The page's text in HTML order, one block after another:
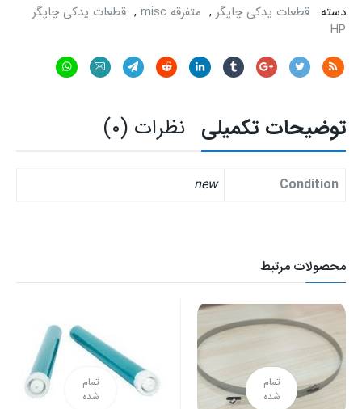
3770/3800/g2710دسته: قطعات یدکی چاپگر , متفرقه misc , قطعات یدکی چاپگر
HP
توضیحات تکمیلی نظرات (۰)
Condition
new
محصولات مرتبط
تمام
شده
تمام
شده